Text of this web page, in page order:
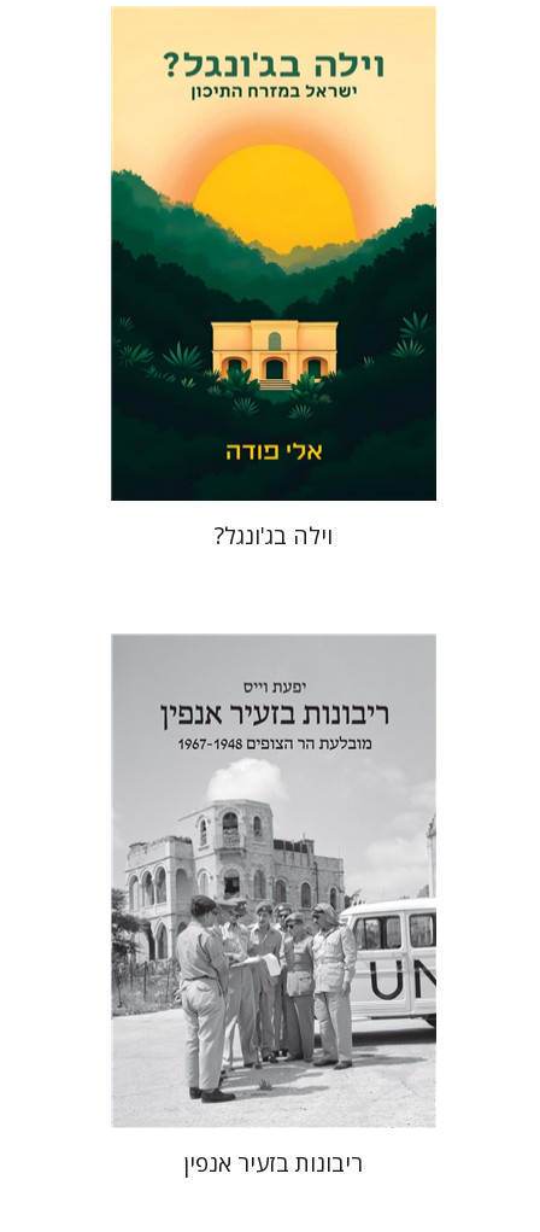
אלי פודה
הנחת אתר ספר מודפס
$46
$41
וילה בג'ונגל?
יפעת וייס
הנחת אתר ספר מודפס
$42
$38
ריבונות בזעיר אנפין